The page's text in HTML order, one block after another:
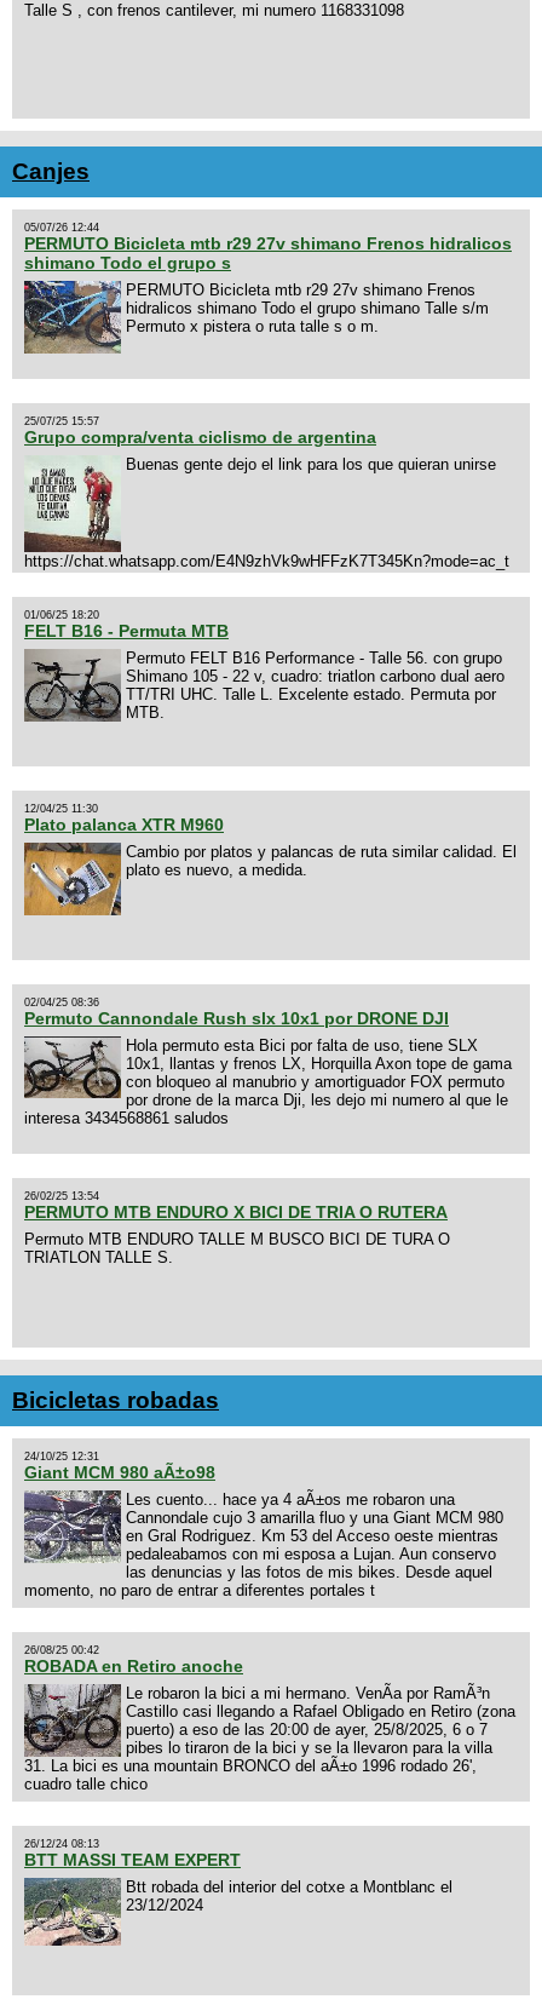
Talle S , con frenos cantilever, mi numero 1168331098
Canjes
05/07/26 12:44
PERMUTO Bicicleta mtb r29 27v shimano Frenos hidralicos
shimano Todo el grupo s
PERMUTO Bicicleta mtb r29 27v shimano Frenos
hidralicos shimano Todo el grupo shimano Talle s/m
Permuto x pistera o ruta talle s o m.
25/07/25 15:57
Grupo compra/venta ciclismo de argentina
Buenas gente dejo el link para los que quieran unirse
https://chat.whatsapp.com/E4N9zhVk9wHFFzK7T345Kn?mode=ac_t
01/06/25 18:20
FELT B16 - Permuta MTB
Permuto FELT B16 Performance - Talle 56. con grupo
Shimano 105 - 22 v, cuadro: triatlon carbono dual aero
TT/TRI UHC. Talle L. Excelente estado. Permuta por
MTB.
12/04/25 11:30
Plato palanca XTR M960
Cambio por platos y palancas de ruta similar calidad. El
plato es nuevo, a medida.
02/04/25 08:36
Permuto Cannondale Rush slx 10x1 por DRONE DJI
Hola permuto esta Bici por falta de uso, tiene SLX
10x1, llantas y frenos LX, Horquilla Axon tope de gama
con bloqueo al manubrio y amortiguador FOX permuto
por drone de la marca Dji, les dejo mi numero al que le
interesa 3434568861 saludos
26/02/25 13:54
PERMUTO MTB ENDURO X BICI DE TRIA O RUTERA
Permuto MTB ENDURO TALLE M BUSCO BICI DE TURA O
TRIATLON TALLE S.
Bicicletas robadas
24/10/25 12:31
Giant MCM 980 aÃ±o98
Les cuento... hace ya 4 aÃ±os me robaron una
Cannondale cujo 3 amarilla fluo y una Giant MCM 980
en Gral Rodriguez. Km 53 del Acceso oeste mientras
pedaleabamos con mi esposa a Lujan. Aun conservo
las denuncias y las fotos de mis bikes. Desde aquel
momento, no paro de entrar a diferentes portales t
26/08/25 00:42
ROBADA en Retiro anoche
Le robaron la bici a mi hermano. VenÃ­a por RamÃ³n
Castillo casi llegando a Rafael Obligado en Retiro (zona
puerto) a eso de las 20:00 de ayer, 25/8/2025, 6 o 7
pibes lo tiraron de la bici y se la llevaron para la villa
31. La bici es una mountain BRONCO del aÃ±o 1996 rodado 26',
cuadro talle chico
26/12/24 08:13
BTT MASSI TEAM EXPERT
Btt robada del interior del cotxe a Montblanc el
23/12/2024